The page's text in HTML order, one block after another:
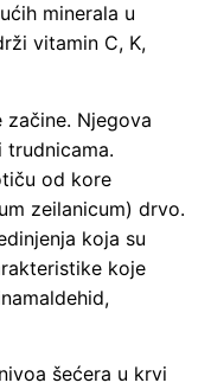
minerala u
vitamin C, K,
začine. Njegova
trudnicama.
od kore
zeilanicum) drvo.
koja su
koje
šećera u krvi